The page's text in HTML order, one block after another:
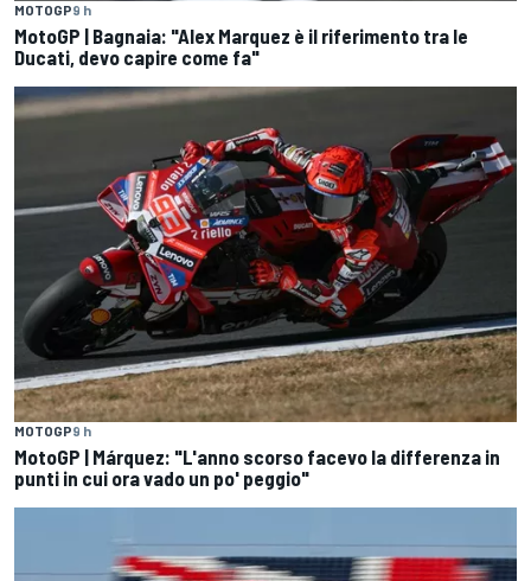
MOTOGP9 h
MotoGP | Bagnaia: "Alex Marquez è il riferimento tra le
Ducati, devo capire come fa"
MOTOGP9 h
MotoGP | Márquez: "L'anno scorso facevo la differenza in
punti in cui ora vado un po' peggio"